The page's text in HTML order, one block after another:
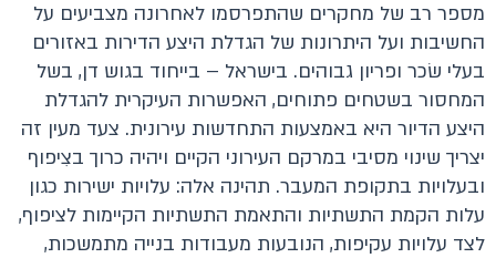
מספר רב של מחקרים שהתפרסמו לאחרונה מצביעים על
החשיבות ועל היתרונות של הגדלת היצע הדירות באזורים
בעלי שׂכר ופריון גבוהים. בישראל – בייחוד בגוש דן, בשל
המחסור בשטחים פתוחים, האפשרות העיקרית להגדלת
היצע הדיור היא באמצעות התחדשות עירונית. צעד מעין זה
יצריך שינוי מסיבי במרקם העירוני הקיים ויהיה כרוך בצִיפוף
ובעלויות בתקופת המעבר. תהינה אלה: עלויות ישירות כגון
עלות הקמת התשתיות והתאמת התשתיות הקיימות לציפוף,
לצד עלויות עקיפות, הנובעות מעבודות בנייה מתמשכות,